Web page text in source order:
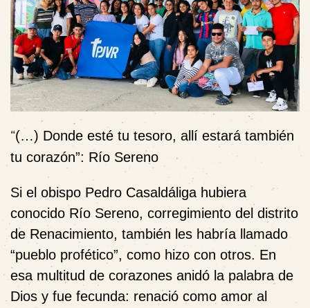
“(…) Donde esté tu tesoro, allí estará también
tu corazón”: Río Sereno
Si el obispo Pedro Casaldáliga hubiera
conocido Río Sereno, corregimiento del distrito
de Renacimiento, también les habría llamado
“pueblo profético”, como hizo con otros. En
esa multitud de corazones anidó la palabra de
Dios y fue fecunda: renació como amor al